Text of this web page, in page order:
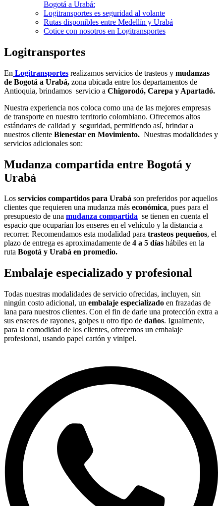
Bogotá a Urabá:
Logitransportes es seguridad al volante
Rutas disponibles entre Medellín y Urabá
Cotice con nosotros en Logitransportes
Logitransportes
En Logitransportes realizamos servicios de trasteos y mudanzas
de Bogotá a Urabá, zona ubicada entre los departamentos de
Antioquia, brindamos servicio a Chigorodó, Carepa y Apartadó.
Nuestra experiencia nos coloca como una de las mejores empresas
de transporte en nuestro territorio colombiano. Ofrecemos altos
estándares de calidad y seguridad, permitiendo así, brindar a
nuestros cliente Bienestar en Movimiento. Nuestras modalidades y
servicios adicionales son:
Mudanza compartida entre Bogotá y
Urabá
Los servicios compartidos para Urabá son preferidos por aquellos
clientes que requieren una mudanza más económica, pues para el
presupuesto de una mudanza compartida se tienen en cuenta el
espacio que ocuparían los enseres en el vehículo y la distancia a
recorrer. Recomendamos esta modalidad para trasteos pequeños, el
plazo de entrega es aproximadamente de 4 a 5 días hábiles en la
ruta Bogotá y Urabá en promedio.
Embalaje especializado y profesional
Todas nuestras modalidades de servicio ofrecidas, incluyen, sin
ningún costo adicional, un embalaje especializado en frazadas de
lana para nuestros clientes. Con el fin de darle una protección extra a
sus enseres de rayones, golpes u otro tipo de daños. Igualmente,
para la comodidad de los clientes, ofrecemos un embalaje
profesional, usando papel cartón y vinipel.